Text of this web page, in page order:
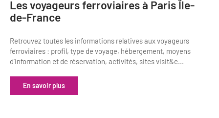
Les voyageurs ferroviaires à Paris Île-
de-France
Retrouvez toutes les informations relatives aux voyageurs
ferroviaires : profil, type de voyage, hébergement, moyens
d'information et de réservation, activités, sites visit&e...
En savoir plus